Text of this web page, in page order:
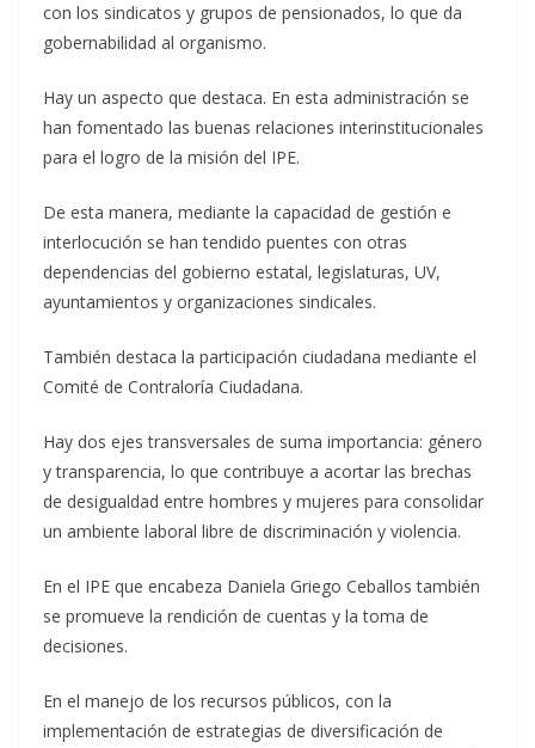
con los sindicatos y grupos de pensionados, lo que da
gobernabilidad al organismo.
Hay un aspecto que destaca. En esta administración se
han fomentado las buenas relaciones interinstitucionales
para el logro de la misión del IPE.
De esta manera, mediante la capacidad de gestión e
interlocución se han tendido puentes con otras
dependencias del gobierno estatal, legislaturas, UV,
ayuntamientos y organizaciones sindicales.
También destaca la participación ciudadana mediante el
Comité de Contraloría Ciudadana.
Hay dos ejes transversales de suma importancia: género
y transparencia, lo que contribuye a acortar las brechas
de desigualdad entre hombres y mujeres para consolidar
un ambiente laboral libre de discriminación y violencia.
En el IPE que encabeza Daniela Griego Ceballos también
se promueve la rendición de cuentas y la toma de
decisiones.
En el manejo de los recursos públicos, con la
implementación de estrategias de diversificación de